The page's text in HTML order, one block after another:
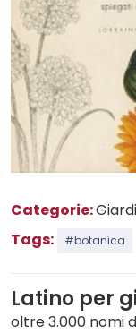
Categorie:
Tags:
#botanica
Latino per
oltre 3.000 nomi